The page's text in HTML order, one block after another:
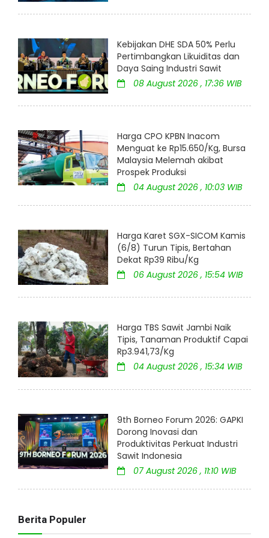
Kebijakan DHE SDA 50% Perlu
Pertimbangkan Likuiditas dan
Daya Saing Industri Sawit
08 August 2026 , 17:36 WIB
Harga CPO KPBN Inacom
Menguat ke Rp15.650/Kg, Bursa
Malaysia Melemah akibat
Prospek Produksi
04 August 2026 , 10:03 WIB
Harga Karet SGX-SICOM Kamis
(6/8) Turun Tipis, Bertahan
Dekat Rp39 Ribu/Kg
06 August 2026 , 15:54 WIB
Harga TBS Sawit Jambi Naik
Tipis, Tanaman Produktif Capai
Rp3.941,73/Kg
04 August 2026 , 15:34 WIB
9th Borneo Forum 2026: GAPKI
Dorong Inovasi dan
Produktivitas Perkuat Industri
Sawit Indonesia
07 August 2026 , 11:10 WIB
Berita Populer